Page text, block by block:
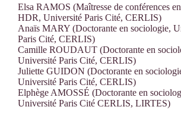
Elsa RAMOS (Maîtresse de conférences
HDR, Université Paris Cité, CERLIS)
Anaïs MARY (Doctorante en sociologie,
Paris Cité, CERLIS)
Camille ROUDAUT (Doctorante en
Université Paris Cité, CERLIS)
Juliette GUIDON (Doctorante en
Université Paris Cité, CERLIS)
Elphège AMOSSÉ (Doctorante en
Université Paris Cité CERLIS, LIRTES)